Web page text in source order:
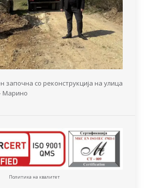
со реконструкција на улица
Марино
Политика на квалитет